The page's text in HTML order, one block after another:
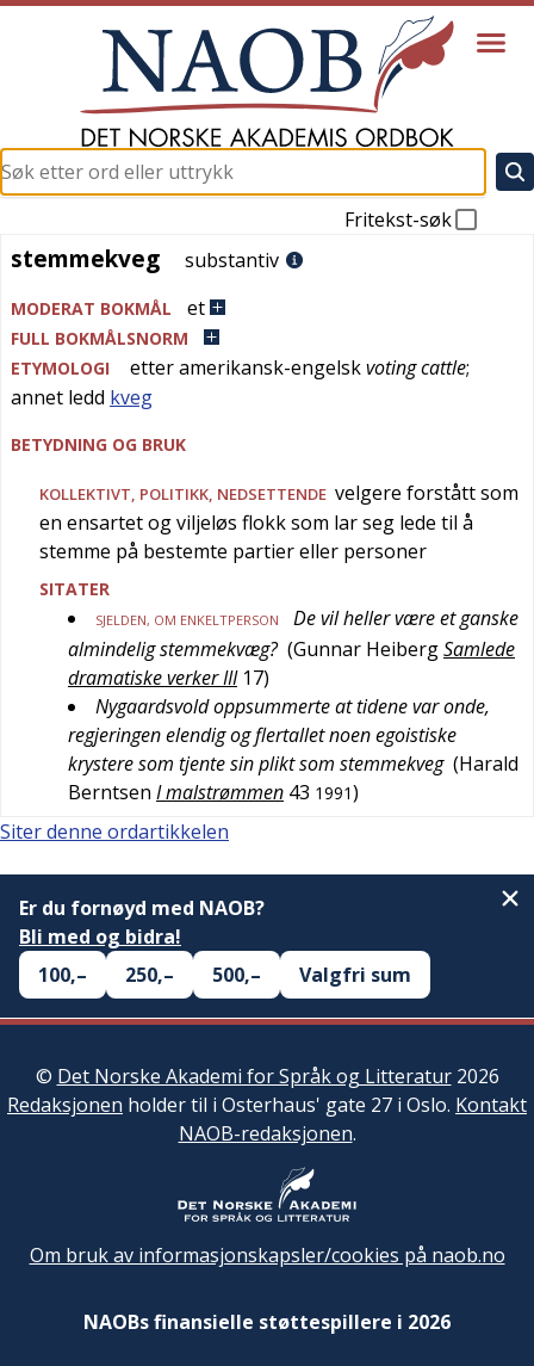
Fritekst-søk
stemmekveg
stemmekveg substantiv
MODERAT BOKMÅL et
FULL BOKMÅLSNORM
ETYMOLOGI
etteramerikansk-engelskvoting cattle;
annet ledd kveg
BETYDNING OG BRUK
KOLLEKTIVT, POLITIKK, NEDSETTENDE velgere forstått som
en ensartet og viljeløs flokk som lar seg lede til å
stemme på bestemte partier eller personer
SITATER
SJELDEN, OM ENKELTPERSON
De vil heller være et ganske
almindelig stemmekvæg? (Gunnar HeibergSamlede
dramatiske verker III 17)
Nygaardsvold oppsummerte at tidene var onde,
regjeringen elendig og flertallet noen egoistiske
krystere som tjente sin plikt som stemmekveg (Harald
Berntsen I malstrømmen 43 1991)
Siter denne ordartikkelen
Er du fornøyd med NAOB?
Bli med og bidra!
100,–
250,– 500,– Valgfri sum
© Det Norske Akademi for Språk og Litteratur2026
Redaksjonen holder til i Osterhaus' gate 27 i Oslo. Kontakt
NAOB-redaksjonen.
Om bruk av informasjonskapsler/cookies på naob.no
NAOBs finansielle støttespillere i 2026